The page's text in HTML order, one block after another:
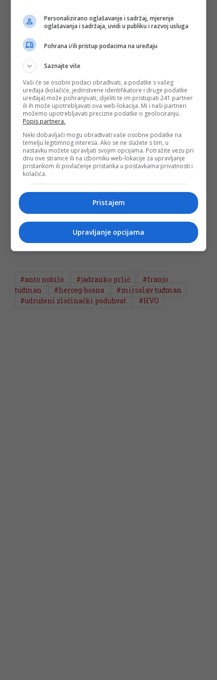
Hrvatska je, dodaje, u toj konstelaciji ratovala na tuđem
"Možemo je zvati agresorom ili kako god hoćemo. Druge
dvije stvari su problematične. Jedna je udruženi zločinački
poduhvat (UZP). Ja osobno kao branitelj ne vodim UZP jer
kada nemate dokaza o konkretnoj odgovornosti svih koje ste
obuhvatili optužnicom, pokušavate dokazati taj udruženi
zločinački poduhvat. To je pravna konstrukcija koja je vrlo
suspektna. Treća, i za javnost najvažnija stvar, jeste da li će
u UDZ-om biti obuhvaćen i predsjednik Franjo Tuđman. To
su otvorena pitanja koja i Hrvatsku, bez obzira na
individualne sudbine okrivljenika može interesirati. Što se
tiče međunarodnog oružanog sukoba, mislim da će to biti
apsolutno potvrđeno", zaključio je Nobilo za INS.
Ins.ba, DEPO PORTAL, BLIN MAGAZIN/md)
Depo.bapratite putem društvenih mrežaTwitteriFacebook
#anto nobilo #jadranko prlić
#franjo
tuđman
#herceg-bosna
#miroslav tuđman
#udruženi zločinački poduhvat
#HVO
Personalizirano oglašavanje i sadržaj, mjerenje
oglašavanja i sadržaja, uvidi u publiku i razvoj usluga
Pohrana i/ili pristup podacima na uređaju
Saznajte više
Vaši će se osobni podaci obrađivati, a podatke s vašeg
uređaja (kolačiće, jedinstvene identifikatore i druge podatke
uređaja) može pohranjivati, dijeliti te im pristupati 241 partner
ili ih može upotrebljavati ova web-lokacija. Mi i naši partneri
možemo upotrebljavati precizne podatke o geolociranju.
Popis partnera.
Neki dobavljači mogu obrađivati vaše osobne podatke na
temelju legitimnog interesa. Ako se ne slažete s tim, u
nastavku možete upravljati svojim opcijama. Potražite vezu pri
dnu ove stranice ili na izborniku web-lokacije za upravljanje
pristankom ili povlačenje pristanka u postavkama privatnosti i
kolačića.
Pristajem
Upravljanje opcijama